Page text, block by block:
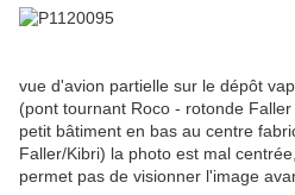
vue d'avion partielle sur le dépôt
(pont tournant Roco - rotonde
petit bâtiment en bas au centre
Faller/Kibri) la photo est mal
permet pas de visionner l'image